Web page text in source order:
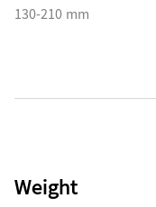
130-210 mm
Weight